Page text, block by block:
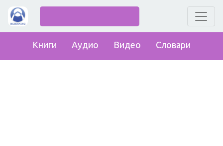
Книги Аудио Видео Словари